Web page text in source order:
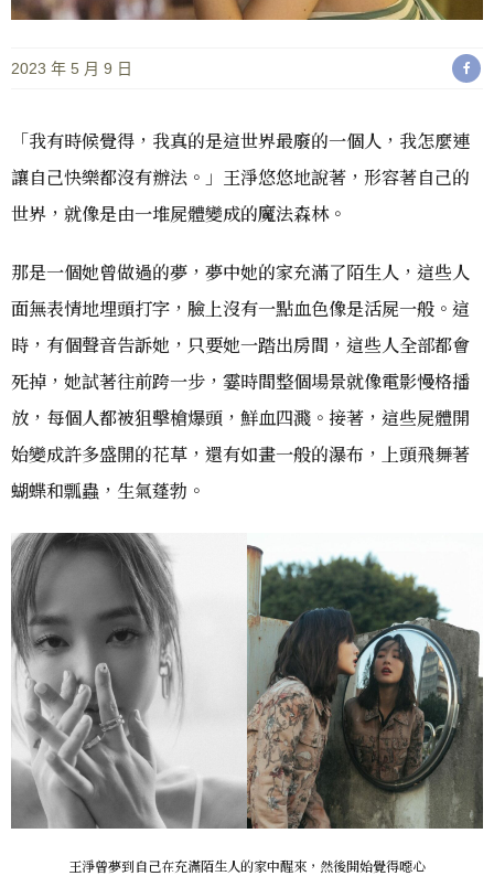
2023 年 5 月 9 日
「我有時候覺得，我真的是這世界最廢的一個人，我怎麼連
讓自己快樂都沒有辦法。」王淨悠悠地說著，形容著自己的
世界，就像是由一堆屍體變成的魔法森林。
那是一個她曾做過的夢，夢中她的家充滿了陌生人，這些人
面無表情地埋頭打字，臉上沒有一點血色像是活屍一般。這
時，有個聲音告訴她，只要她一踏出房間，這些人全部都會
死掉，她試著往前跨一步，霎時間整個場景就像電影慢格播
放，每個人都被狙擊槍爆頭，鮮血四濺。接著，這些屍體開
始變成許多盛開的花草，還有如畫一般的瀑布，上頭飛舞著
蝴蝶和瓢蟲，生氣蓬勃。
王淨曾夢到自己在充滿陌生人的家中醒來，然後開始覺得噁心